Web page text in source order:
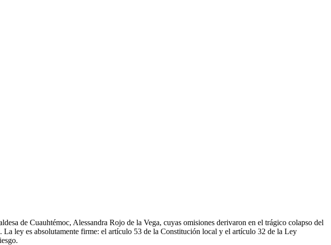
de Cuauhtémoc, Alessandra Rojo de la Vega, cuyas omisiones derivaron en el trágico colapso del
ley es absolutamente firme: el artículo 53 de la Constitución local y el artículo 32 de la Ley